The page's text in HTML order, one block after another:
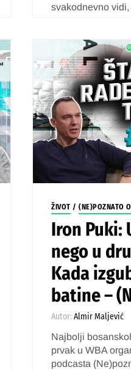
svakodnevno
ŽIVOT / (NE)POZNATO
Iron Puki:
nego u
Kada
batine –
Autor: Almir Maljević
Najbolji
prvak u WBA
podcasta